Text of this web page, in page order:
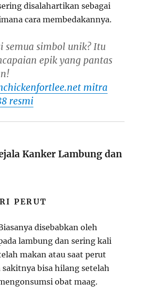
disalahartikan sebagai
cara membedakannya.
semua simbol unik? Itu
epik yang pantas
mitra
resmi
Kanker Lambung dan
PERUT
disebabkan oleh
lambung dan sering kali
makan atau saat perut
sakitnya bisa hilang setelah
obat maag.